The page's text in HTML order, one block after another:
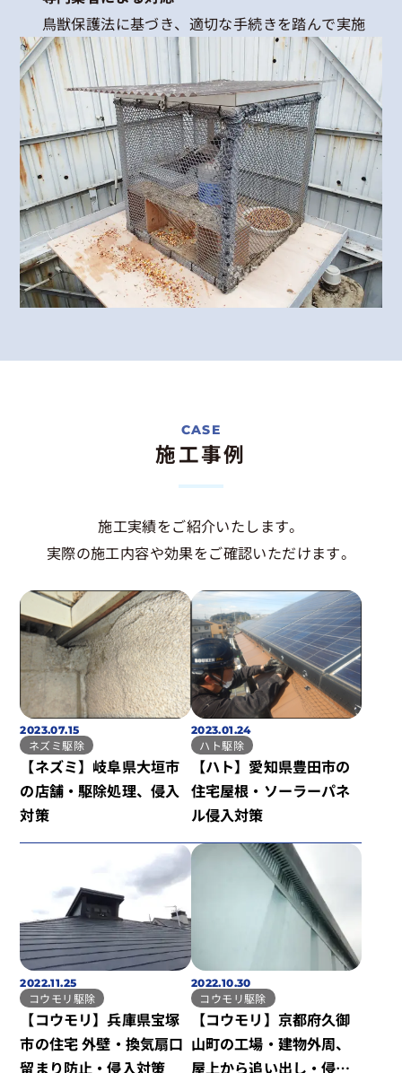
鳥獣保護法に基づき、適切な手続きを踏んで実施
施工事例
施工実績をご紹介いたします。
実際の施工内容や効果をご確認いただけます。
2023.07.15
ネズミ駆除
【ネズミ】岐阜県大垣市
の店舗・駆除処理、侵入
対策
2023.01.24
ハト駆除
【ハト】愛知県豊田市の
住宅屋根・ソーラーパネ
ル侵入対策
2022.11.25
コウモリ駆除
【コウモリ】兵庫県宝塚
市の住宅 外壁・換気扇口
留まり防止・侵入対策
2022.10.30
コウモリ駆除
【コウモリ】京都府久御
山町の工場・建物外周、
屋上から追い出し・侵入